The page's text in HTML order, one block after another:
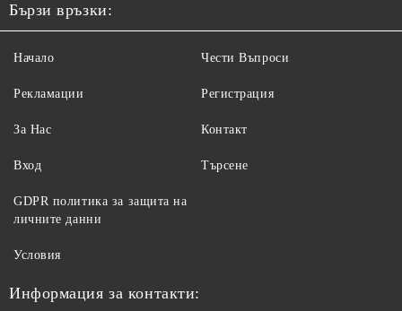
Бързи връзки:
Начало
Рекламации
За Нас
Вход
Чести Въпроси
Регистрация
Контакт
Търсене
GDPR политика за защита на
личните данни
Условия
Информация за контакти: